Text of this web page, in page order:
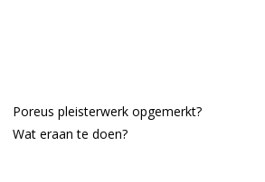
Poreus pleisterwerk opgemerkt?
Wat eraan te doen?